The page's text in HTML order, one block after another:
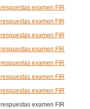
examen FIR
examen FIR
examen FIR
examen FIR
examen FIR
examen FIR
examen FIR
examen FIR